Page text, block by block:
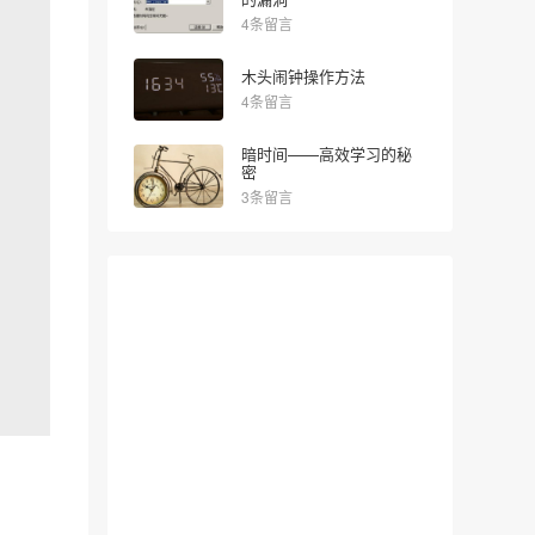
4条留言
木头闹钟操作方法
4条留言
暗时间——高效学习的秘
密
3条留言